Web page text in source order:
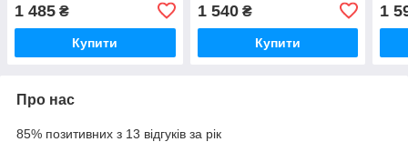
1 485 ₴
Купити
1 540₴
Купити
1
Про нас
85% позитивних з 13 відгуків за рік